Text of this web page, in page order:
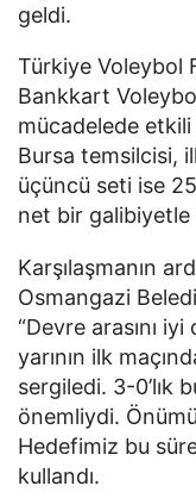
geldi.
Türkiye Voleybol
Bankkart
mücadelede
Bursa temsilcisi,
üçüncü seti ise
net bir galibiyetle
Karşılaşmanın
Osmangazi
“Devre arasını
yarının ilk
sergiledi. 3-0’lık
önemliydi.
Hedefimiz bu
kullandı.